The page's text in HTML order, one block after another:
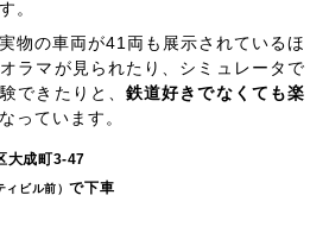
。
物の車両が41両も展示されているほ
ラマが見られたり、シミュレータで
できたりと、 鉄道好きでなくても楽
っています。
大成町3-47
ィビル前）で下車